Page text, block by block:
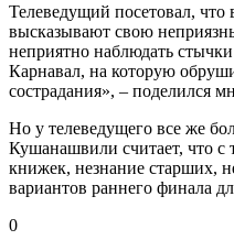
Телеведущий посетовал,
высказывают свою
неприятно наблюдать
Карнавал, на которую
сострадания», – поделился
Но у телеведущего все же
Кушанашвили считает, что с
книжек, незнание старших,
вариантов раннего финала
0